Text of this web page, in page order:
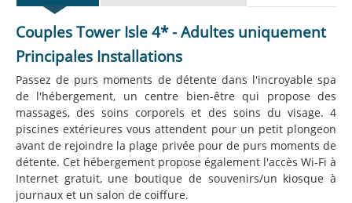
Couples Tower Isle 4* - Adultes uniquement
Principales Installations
Passez de purs moments de détente dans l'incroyable spa
de l'hébergement, un centre bien-être qui propose des
massages, des soins corporels et des soins du visage. 4
piscines extérieures vous attendent pour un petit plongeon
avant de rejoindre la plage privée pour de purs moments de
détente. Cet hébergement propose également l'accès Wi-Fi à
Internet gratuit, une boutique de souvenirs/un kiosque à
journaux et un salon de coiffure.